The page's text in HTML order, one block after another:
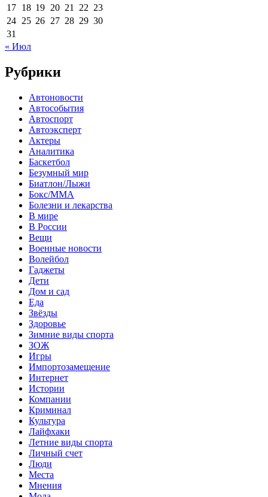
17 18 19 20 21 22 23
24 25 26 27 28 29 30
31
« Июл
Рубрики
Автоновости
Автособытия
Автоспорт
Автоэксперт
Актеры
Аналитика
Баскетбол
Безумный мир
Биатлон/Лыжи
Бокс/MMA
Болезни и лекарства
В мире
В России
Вещи
Военные новости
Волейбол
Гаджеты
Дети
Дом и сад
Еда
Звёзды
Здоровье
Зимние виды спорта
ЗОЖ
Игры
Импортозамещение
Интернет
Истории
Компании
Криминал
Культура
Лайфхаки
Летние виды спорта
Личный счет
Люди
Места
Мнения